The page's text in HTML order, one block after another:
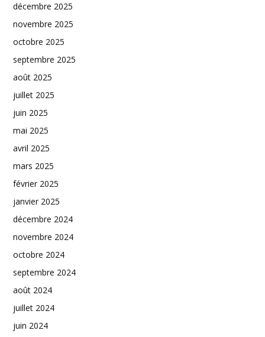
décembre 2025
novembre 2025
octobre 2025
septembre 2025
août 2025
juillet 2025
juin 2025
mai 2025
avril 2025
mars 2025
février 2025
janvier 2025
décembre 2024
novembre 2024
octobre 2024
septembre 2024
août 2024
juillet 2024
juin 2024